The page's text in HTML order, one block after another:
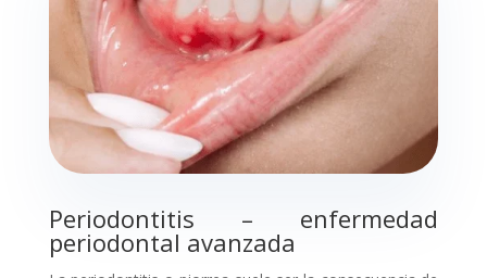
Periodontitis – enfermedad
periodontal avanzada